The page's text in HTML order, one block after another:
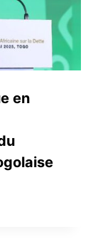
en